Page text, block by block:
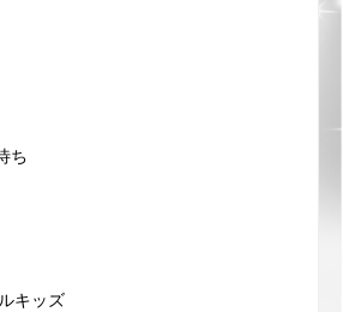
ち
キッズ